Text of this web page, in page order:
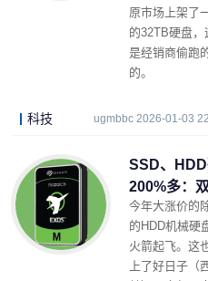
原市场上架了
的32TB硬盘
是经销商偷跑
的。
科技 ugmbbc 2026-01-03
SSD、
200%多：
今年大涨价的
的HDD机械硬
火箭起飞。这
上了好日子（